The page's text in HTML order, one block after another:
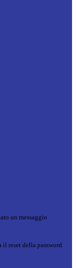
un messaggio
il reset della password